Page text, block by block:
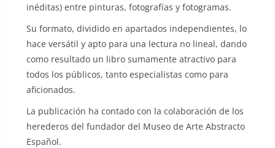
inéditas) entre pinturas, fotografías y fotogramas.
Su formato, dividido en apartados independientes, lo
hace versátil y apto para una lectura no lineal, dando
como resultado un libro sumamente atractivo para
todos los públicos, tanto especialistas como para
aficionados.
La publicación ha contado con la colaboración de los
herederos del fundador del Museo de Arte Abstracto
Español.